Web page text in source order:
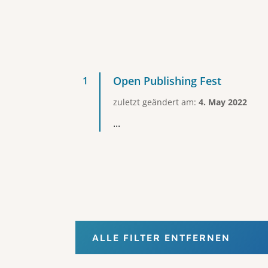
Open Publishing Fest
zuletzt geändert am: 4. May 2022
...
ALLE FILTER ENTFERNEN